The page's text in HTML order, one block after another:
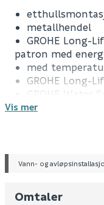
metallhendel
GROHE Long-
patron med
med
GROHE Long-
GROHE Water
vannforbruk
fleksible
Vis mer
Vann- og
Omtaler
Leverandørens